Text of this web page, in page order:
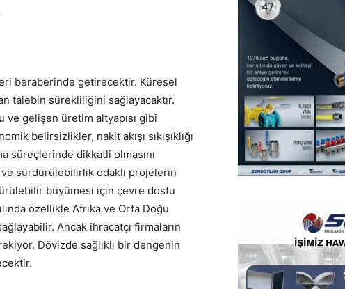
beraberinde getirecektir. Küresel
talebin sürekliliğini sağlayacaktır.
ve gelişen üretim altyapısı gibi
belirsizlikler, nakit akışı sıkışıklığı
süreçlerinde dikkatli olmasını
sürdürülebilirlik odaklı projelerin
büyümesi için çevre dostu
özellikle Afrika ve Orta Doğu
Ancak ihracatçı firmaların
Dövizde sağlıklı bir dengenin